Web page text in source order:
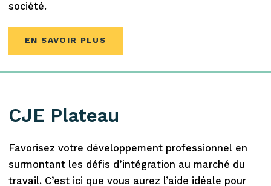
société.
EN SAVOIR PLUS
CJE Plateau
Favorisez votre développement professionnel en
surmontant les défis d’intégration au marché du
travail. C’est ici que vous aurez l’aide idéale pour